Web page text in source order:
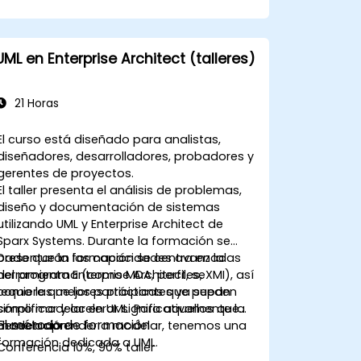
en Enterprise Architect (talleres)
21 Horas
curso está diseñado para analistas,
desarrolladores, probadores y
de proyectos.
taller presenta el análisis de problemas,
y documentación de sistemas
UML y Enterprise Architect de
Systems. Durante la formación se
las capacidades avanzadas
programa (como MDA, perfiles, XMI), así
las mejores prácticas que pueden
y acelerar significativamente la
que la formación se centra en la
Enterprise Architect, se
que los participantes ya sepan
modelar en UML. Para aquellos que
aprender a modelar, tenemos una
dedicada a UML.
método de formación
10%, 90% taller